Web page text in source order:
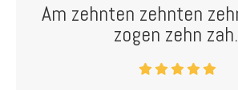
Am zehnten zehnten
zogen zehn